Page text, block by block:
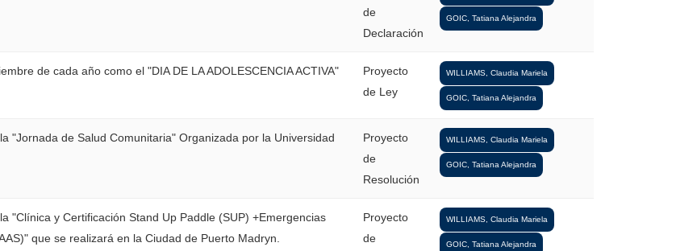
de
Declaración
GOIC, Tatiana Alejandra
de cada año como el "DIA DE LA ADOLESCENCIA ACTIVA"
Proyecto
de Ley
WILLIAMS, Claudia Mariela
GOIC, Tatiana Alejandra
"Jornada de Salud Comunitaria" Organizada por la Universidad
Proyecto
de
Resolución
WILLIAMS, Claudia Mariela
GOIC, Tatiana Alejandra
"Clínica y Certificación Stand Up Paddle (SUP) +Emergencias
que se realizará en la Ciudad de Puerto Madryn.
Proyecto
de
WILLIAMS, Claudia Mariela
GOIC, Tatiana Alejandra